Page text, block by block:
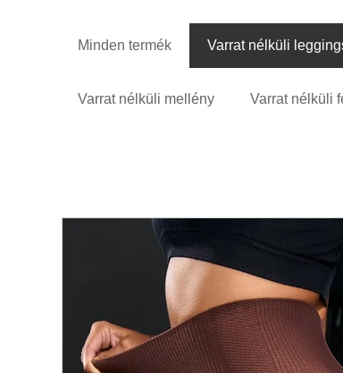
Minden termék Varrat nélküli
Varrat nélküli mellény Varrat nélküli